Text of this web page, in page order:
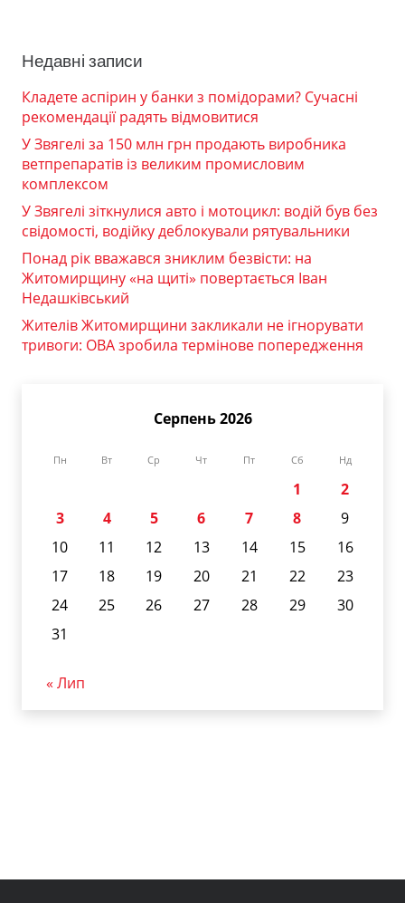
Недавні записи
Кладете аспірин у банки з помідорами? Сучасні
рекомендації радять відмовитися
У Звягелі за 150 млн грн продають виробника
ветпрепаратів із великим промисловим
комплексом
У Звягелі зіткнулися авто і мотоцикл: водій був без
свідомості, водійку деблокували рятувальники
Понад рік вважався зниклим безвісти: на
Житомирщину «на щиті» повертається Іван
Недашківський
Жителів Житомирщини закликали не ігнорувати
тривоги: ОВА зробила термінове попередження
Серпень 2026
Пн Вт Ср Чт Пт Сб Нд
1
2
3
4 5 6 7 8
9
10
11 12 13 14 15
16
17
18 19 20 21 22
23
24
25 26 27 28 29
30
31
« Лип